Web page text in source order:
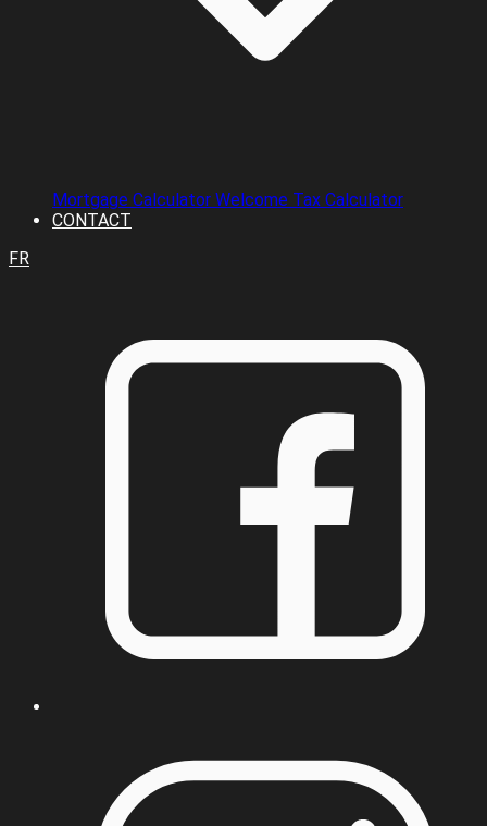
Mortgage Calculator Welcome Tax Calculator
CONTACT
FR